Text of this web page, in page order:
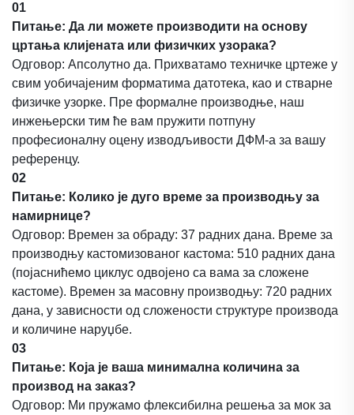
01
Питање: Да ли можете производити на основу
цртања клијената или физичких узорака?
Одговор: Апсолутно да. Прихватамо техничке цртеже у
свим уобичајеним форматима датотека, као и стварне
физичке узорке. Пре формалне производње, наш
инжењерски тим ће вам пружити потпуну
професионалну оцену изводљивости ДФМ-а за вашу
референцу.
02
Питање: Колико је дуго време за производњу за
намирнице?
Одговор: Времен за обраду: 37 радних дана. Време за
производњу кастомизованог кастома: 510 радних дана
(појаснићемо циклус одвојено са вама за сложене
кастоме). Времен за масовну производњу: 720 радних
дана, у зависности од сложености структуре производа
и количине наруџбе.
03
Питање: Која је ваша минимална количина за
производ на заказ?
Одговор: Ми пружамо флексибилна решења за мок за